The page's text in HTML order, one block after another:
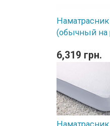
(обычный на
6,319 грн.